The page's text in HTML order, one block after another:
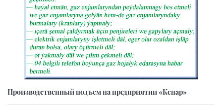
Производственный подъем на предприятии «Кенар»